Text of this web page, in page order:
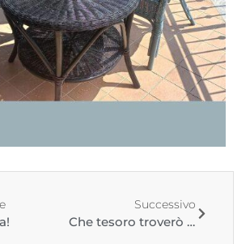
Successivo
Che tesoro troverò oggi?